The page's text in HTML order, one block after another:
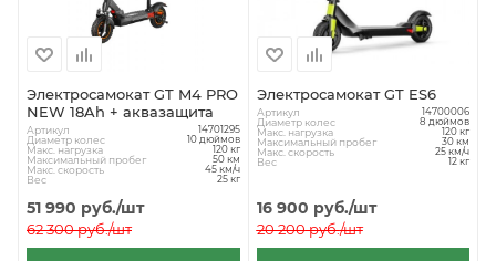
Электросамокат GT M4 PRO
NEW 18Ah + аквазащита
Артикул 14701295
Диаметр колес 10 дюймов
Макс. нагрузка 120 кг
Максимальный пробег 50 км
Макс. скорость 45 км/ч
Вес 25 кг
51 990 руб./шт
62 300руб./шт
Электросамокат GT ES6
Артикул 14700006
Диаметр колес 8 дюймов
Макс. нагрузка 120 кг
Максимальный пробег 30 км
Макс. скорость 25 км/ч
Вес 12 кг
16 900 руб./шт
20 200руб./шт